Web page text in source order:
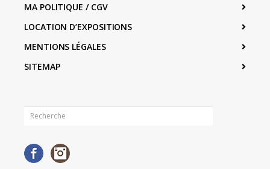
MA POLITIQUE / CGV
LOCATION D’EXPOSITIONS
MENTIONS LÉGALES
SITEMAP
Facebook